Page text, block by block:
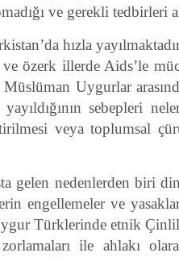
ve gerekli tedbirleri
hızla
özerk illerde Aids’le
Uygurlar
sebepleri
veya toplumsal
gelen nedenlerden biri
engellemeler ve
Türklerinde etnik
ile ahlakı